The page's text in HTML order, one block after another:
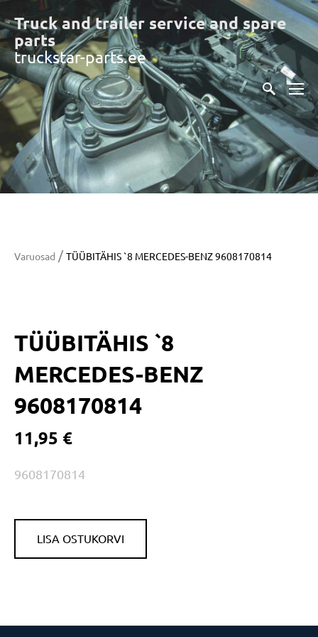
Truck and trailer service and spare
parts
truckstar-parts.ee
Varuosad / TÜÜBITÄHIS `8 MERCEDES-BENZ 9608170814
TÜÜBITÄHIS `8
MERCEDES-BENZ
9608170814
11,95 €
9608170814
LISA OSTUKORVI